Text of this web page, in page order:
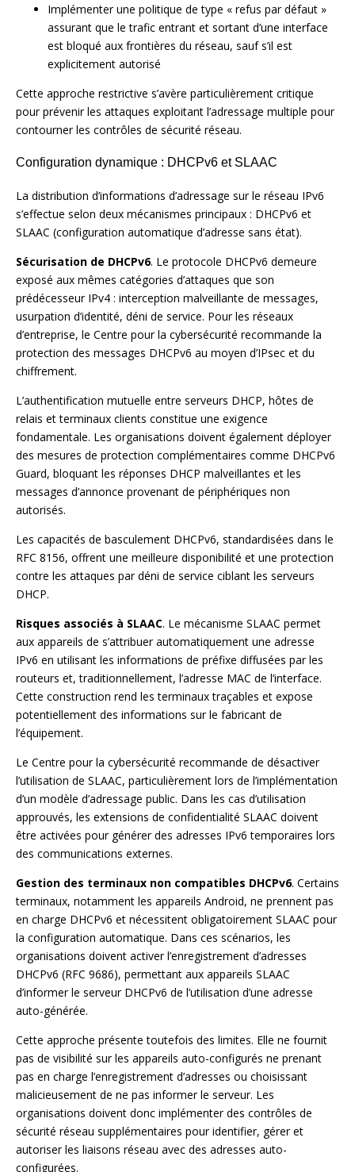
Implémenter une politique de type « refus par défaut »
assurant que le trafic entrant et sortant d’une interface
est bloqué aux frontières du réseau, sauf s’il est
explicitement autorisé
Cette approche restrictive s’avère particulièrement critique
pour prévenir les attaques exploitant l’adressage multiple pour
contourner les contrôles de sécurité réseau.
Configuration dynamique : DHCPv6 et SLAAC
La distribution d’informations d’adressage sur le réseau IPv6
s’effectue selon deux mécanismes principaux : DHCPv6 et
SLAAC (configuration automatique d’adresse sans état).
Sécurisation de DHCPv6. Le protocole DHCPv6 demeure
exposé aux mêmes catégories d’attaques que son
prédécesseur IPv4 : interception malveillante de messages,
usurpation d’identité, déni de service. Pour les réseaux
d’entreprise, le Centre pour la cybersécurité recommande la
protection des messages DHCPv6 au moyen d’IPsec et du
chiffrement.
L’authentification mutuelle entre serveurs DHCP, hôtes de
relais et terminaux clients constitue une exigence
fondamentale. Les organisations doivent également déployer
des mesures de protection complémentaires comme DHCPv6
Guard, bloquant les réponses DHCP malveillantes et les
messages d’annonce provenant de périphériques non
autorisés.
Les capacités de basculement DHCPv6, standardisées dans le
RFC 8156, offrent une meilleure disponibilité et une protection
contre les attaques par déni de service ciblant les serveurs
DHCP.
Risques associés à SLAAC. Le mécanisme SLAAC permet
aux appareils de s’attribuer automatiquement une adresse
IPv6 en utilisant les informations de préfixe diffusées par les
routeurs et, traditionnellement, l’adresse MAC de l’interface.
Cette construction rend les terminaux traçables et expose
potentiellement des informations sur le fabricant de
l’équipement.
Le Centre pour la cybersécurité recommande de désactiver
l’utilisation de SLAAC, particulièrement lors de l’implémentation
d’un modèle d’adressage public. Dans les cas d’utilisation
approuvés, les extensions de confidentialité SLAAC doivent
être activées pour générer des adresses IPv6 temporaires lors
des communications externes.
Gestion des terminaux non compatibles DHCPv6. Certains
terminaux, notamment les appareils Android, ne prennent pas
en charge DHCPv6 et nécessitent obligatoirement SLAAC pour
la configuration automatique. Dans ces scénarios, les
organisations doivent activer l’enregistrement d’adresses
DHCPv6 (RFC 9686), permettant aux appareils SLAAC
d’informer le serveur DHCPv6 de l’utilisation d’une adresse
auto-générée.
Cette approche présente toutefois des limites. Elle ne fournit
pas de visibilité sur les appareils auto-configurés ne prenant
pas en charge l’enregistrement d’adresses ou choisissant
malicieusement de ne pas informer le serveur. Les
organisations doivent donc implémenter des contrôles de
sécurité réseau supplémentaires pour identifier, gérer et
autoriser les liaisons réseau avec des adresses auto-
configurées.